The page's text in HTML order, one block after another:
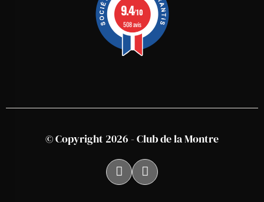
9.4/10
508 avis
© Copyright 2026 - Club de la Montre